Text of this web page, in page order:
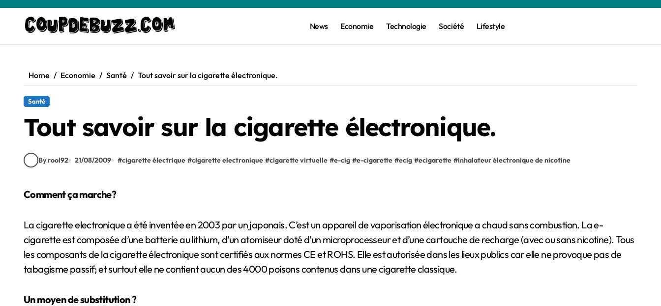
content
News Economie Technologie Société Lifestyle
Home Economie Santé Tout savoir sur la cigarette électronique.
Santé
Tout savoir sur la cigarette électronique.
By rool92 21/08/2009 #cigarette électrique #cigarette electronique #cigarette virtuelle #e-cig #e-cigarette #ecig #ecigarette #inhalateur électronique de nicotine
Comment ça marche?
La cigarette electronique a été inventée en 2003 par un japonais. C’est un appareil de vaporisation électronique a chaud sans combustion. La e-
cigarette est composée d’une batterie au lithium, d’un atomiseur doté d’un microprocesseur et d’une cartouche de recharge (avec ou sans nicotine). Tous
les composants de la cigarette électronique sont certifiés aux normes CE et ROHS. Elle est autorisée dans les lieux publics car elle ne provoque pas de
tabagisme passif; et surtout elle ne contient aucun des 4000 poisons contenus dans une cigarette classique.
Un moyen de substitution ?